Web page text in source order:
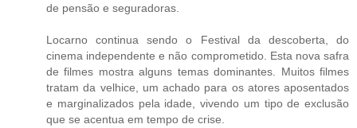
de pensão e seguradoras.
Locarno continua sendo o Festival da descoberta, do
cinema independente e não comprometido. Esta nova safra
de filmes mostra alguns temas dominantes. Muitos filmes
tratam da velhice, um achado para os atores aposentados
e marginalizados pela idade, vivendo um tipo de exclusão
que se acentua em tempo de crise.